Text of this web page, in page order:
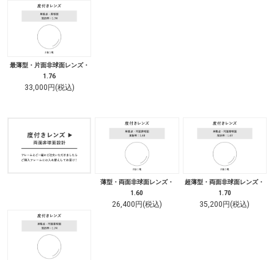
最薄型・片面非球面レンズ・
1.76
33,000円(税込)
薄型・両面非球面レンズ・
1.60
26,400円(税込)
超薄型・両面非球面レンズ・
1.70
35,200円(税込)